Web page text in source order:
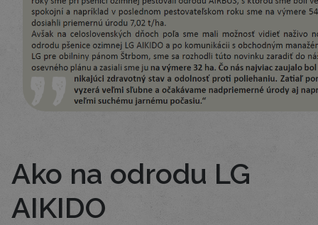
Ako na odrodu LG
AIKIDO